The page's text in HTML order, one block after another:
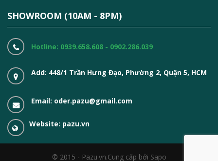
SHOWROOM (10AM - 8PM)
Hotline: 0939.658.608 - 0902.286.039
Add: 448/1 Trần Hưng Đạo, Phường 2, Quận 5, HCM
Email: oder.pazu@gmail.com
Website: pazu.vn
© 2015 - Pazu.vn.Cung cấp bởi Sapo